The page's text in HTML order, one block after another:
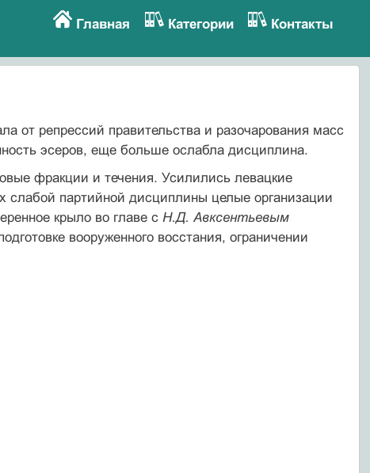
Главная Категории Контакты
от репрессий правительства и разочарования масс
эсеров, еще больше ослабла дисциплина.
фракции и течения. Усилились левацкие
слабой партийной дисциплины целые организации
крыло во главе с Н.Д. Авксентьевым
вооруженного восстания, ограничении